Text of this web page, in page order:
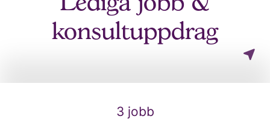
konsultuppdrag
3 jobb